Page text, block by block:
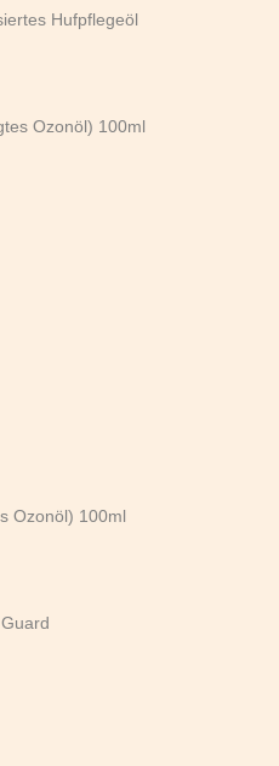
Hufpflegeöl
Ozonöl) 100ml